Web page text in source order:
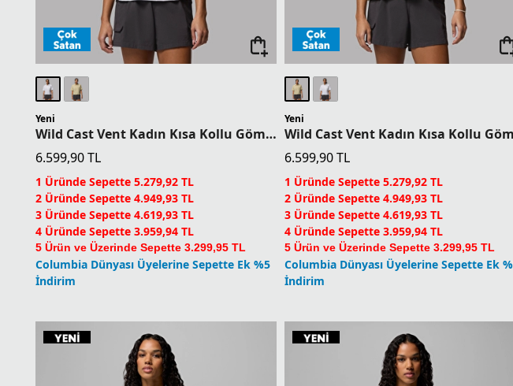
Yeni
6.599,90
1 Üründe Sepette 5.279,92 TL
2 Üründe Sepette 4.949,93 TL
3 Üründe Sepette 4.619,93 TL
4 Üründe Sepette 3.959,94 TL
5 Ürün ve Üzerinde Sepette 3.299,95 TL
Columbia Dünyası Üyelerine Sepette Ek %5
İndirim
Yeni
6.599,90
1 Üründe Sepette 5.279,92 TL
2 Üründe Sepette 4.949,93 TL
3 Üründe Sepette 4.619,93 TL
4 Üründe Sepette 3.959,94 TL
5 Ürün ve Üzerinde Sepette 3.299,95 TL
Columbia Dünyası Üyelerine Sepette Ek %5
İndirim